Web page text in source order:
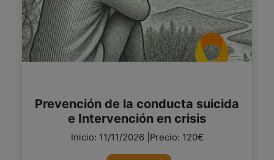
Prevención de la conducta suicida
e Intervención en crisis
Inicio: 11/11/2026 |Precio: 120€